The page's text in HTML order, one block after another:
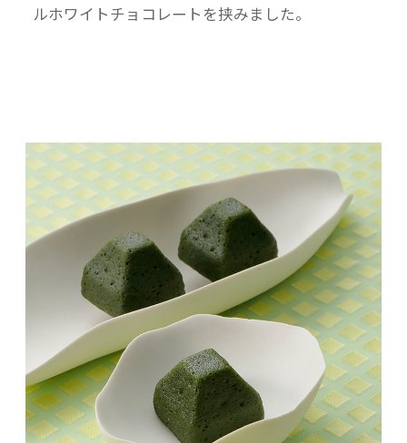
ルホワイトチョコレートを挟みました。